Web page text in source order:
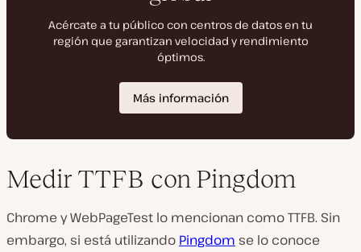
Medir TTFB con Pingdom
Chrome y WebPageTest lo mencionan como TTFB. Sin
embargo, si está utilizando Pingdom se lo conoce